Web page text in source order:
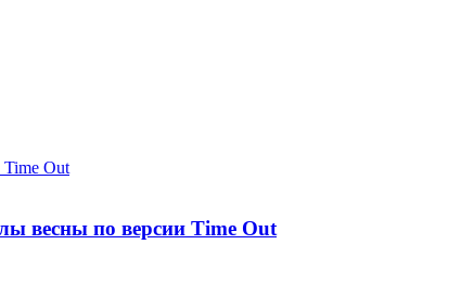
весны по версии Time Out